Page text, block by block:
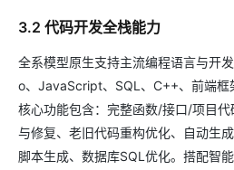
3.2 代码开发全栈能力
全系模型原生支持主流编程语言与开
o、JavaScript、SQL、C++、前端框
核心功能包含：完整函数/接口/项目
与修复、老旧代码重构优化、自动生
脚本生成、数据库SQL优化。搭配智